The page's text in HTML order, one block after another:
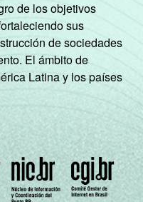
de los objetivos
sus
de sociedades
El ámbito de
Latina y los países